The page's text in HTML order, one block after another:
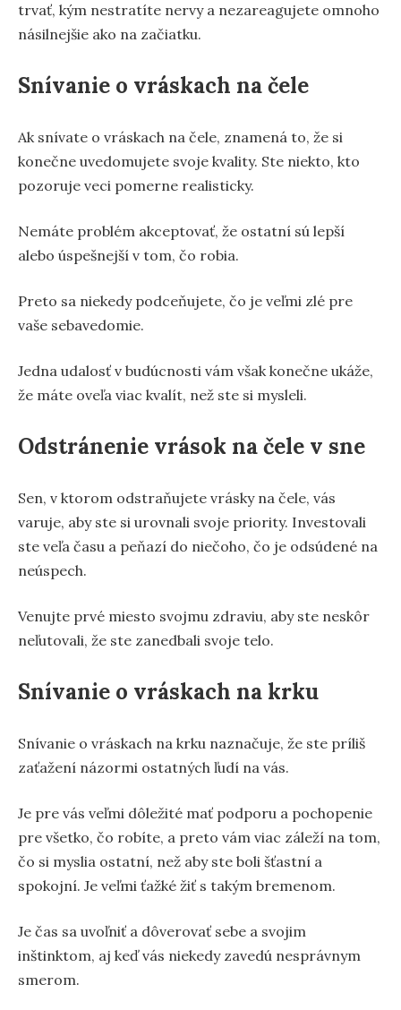
trvať, kým nestratíte nervy a nezareagujete omnoho
násilnejšie ako na začiatku.
Snívanie o vráskach na čele
Ak snívate o vráskach na čele, znamená to, že si
konečne uvedomujete svoje kvality. Ste niekto, kto
pozoruje veci pomerne realisticky.
Nemáte problém akceptovať, že ostatní sú lepší
alebo úspešnejší v tom, čo robia.
Preto sa niekedy podceňujete, čo je veľmi zlé pre
vaše sebavedomie.
Jedna udalosť v budúcnosti vám však konečne ukáže,
že máte oveľa viac kvalít, než ste si mysleli.
Odstránenie vrások na čele v sne
Sen, v ktorom odstraňujete vrásky na čele, vás
varuje, aby ste si urovnali svoje priority. Investovali
ste veľa času a peňazí do niečoho, čo je odsúdené na
neúspech.
Venujte prvé miesto svojmu zdraviu, aby ste neskôr
neľutovali, že ste zanedbali svoje telo.
Snívanie o vráskach na krku
Snívanie o vráskach na krku naznačuje, že ste príliš
zaťažení názormi ostatných ľudí na vás.
Je pre vás veľmi dôležité mať podporu a pochopenie
pre všetko, čo robíte, a preto vám viac záleží na tom,
čo si myslia ostatní, než aby ste boli šťastní a
spokojní. Je veľmi ťažké žiť s takým bremenom.
Je čas sa uvoľniť a dôverovať sebe a svojim
inštinktom, aj keď vás niekedy zavedú nesprávnym
smerom.